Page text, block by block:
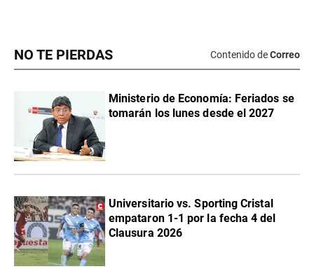
NO TE PIERDAS Contenido deCorreo
Ministerio de Economía: Feriados se
tomarán los lunes desde el 2027
Universitario vs. Sporting Cristal
empataron 1-1 por la fecha 4 del
Clausura 2026